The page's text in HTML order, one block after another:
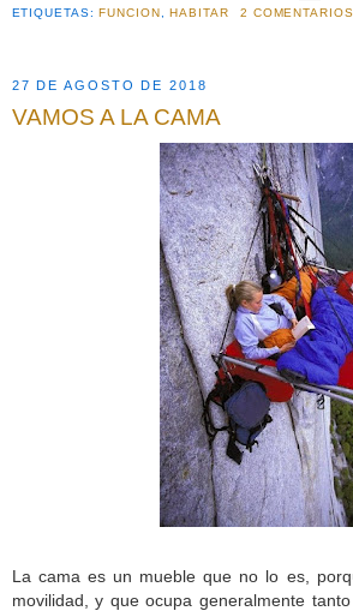
ETIQUETAS:FUNCION,HABITAR 2
27 DE AGOSTO DE 2018
VAMOS A LA CAMA
La cama es un mueble que no lo es,
movilidad, y que ocupa generalmente